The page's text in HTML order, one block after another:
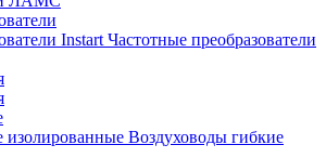
Instart Частотные преобразователи
изолированные Воздуховоды гибкие